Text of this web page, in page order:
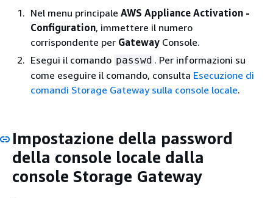
Nel menu principale AWS Appliance Activation -
Configuration, immettere il numero
corrispondente per Gateway Console.
Esegui il comando passwd . Per informazioni su
come eseguire il comando, consulta Esecuzione di
comandi Storage Gateway sulla console locale.
Impostazione della password
della console locale dalla
console Storage Gateway